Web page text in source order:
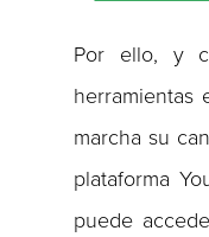
Por ello, y
herramientas
marcha su
plataforma
puede